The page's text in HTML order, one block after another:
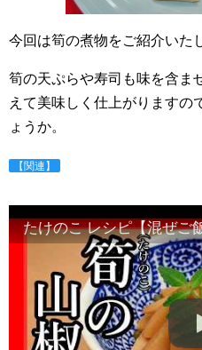
今回は筍の煮物をご紹介いた
筍の天ぷらや寿司も味を含ま
えて美味しく仕上がりますの
ょうか。
【関連】